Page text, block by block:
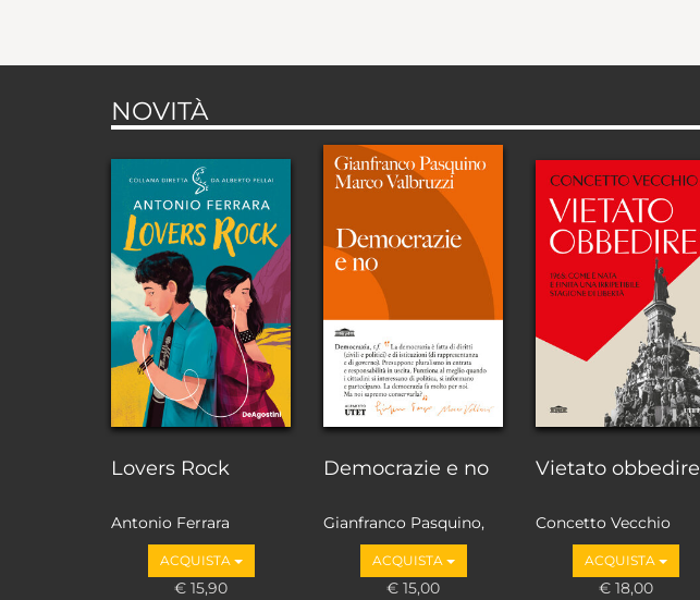
NOVITÀ
Lovers Rock
Antonio Ferrara
ACQUISTA
€ 15,90
Democrazie e no
Gianfranco Pasquino,
Marco Valbruzzi
ACQUISTA
€ 15,00
Vietato obbedire
Concetto Vecchio
ACQUISTA
€ 18,00